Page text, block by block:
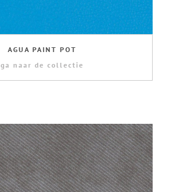
AGUA PAINT POT
ga naar de collectie